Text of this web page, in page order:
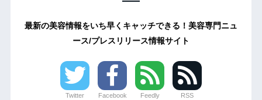
最新の美容情報をいち早くキャッチできる！美容専門ニュ
ース/プレスリリース情報サイト
Twitter Facebook Feedly RSS